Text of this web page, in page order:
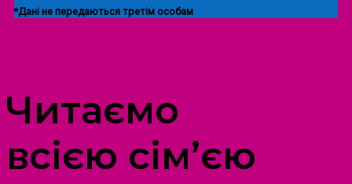
*Дані не передаються третім особам
Читаємо
всією сім’єю